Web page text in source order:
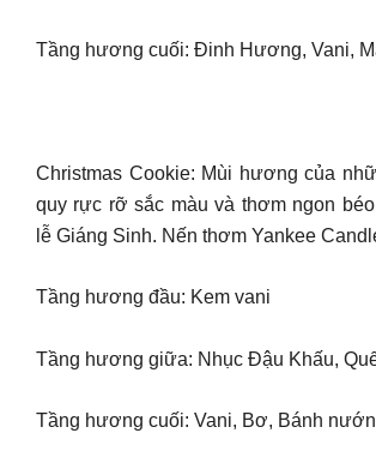
Tầng hương cuối: Đinh Hương, Vani,
Christmas Cookie: Mùi hương của
quy rực rỡ sắc màu và thơm ngon
lễ Giáng Sinh. Nến thơm Yankee
Tầng hương đầu: Kem vani
Tầng hương giữa: Nhục Đậu Khấu,
Tầng hương cuối: Vani, Bơ, Bánh